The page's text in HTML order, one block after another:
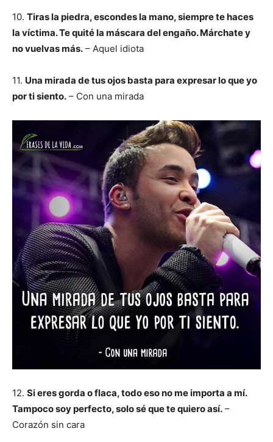
10. Tiras la piedra, escondes la mano, siempre te haces
la víctima. Te quité la máscara del engaño. Márchate y
no vuelvas más. – Aquel idiota
11. Una mirada de tus ojos basta para expresar lo que yo
por ti siento. – Con una mirada
12. Si eres gorda o flaca, todo eso no me importa a mí.
Tampoco soy perfecto, solo sé que te quiero así. –
Corazón sin cara